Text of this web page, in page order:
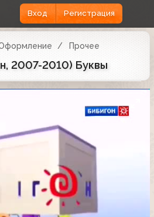
Вход Регистрация
Прочее
2007-2010) Буквы